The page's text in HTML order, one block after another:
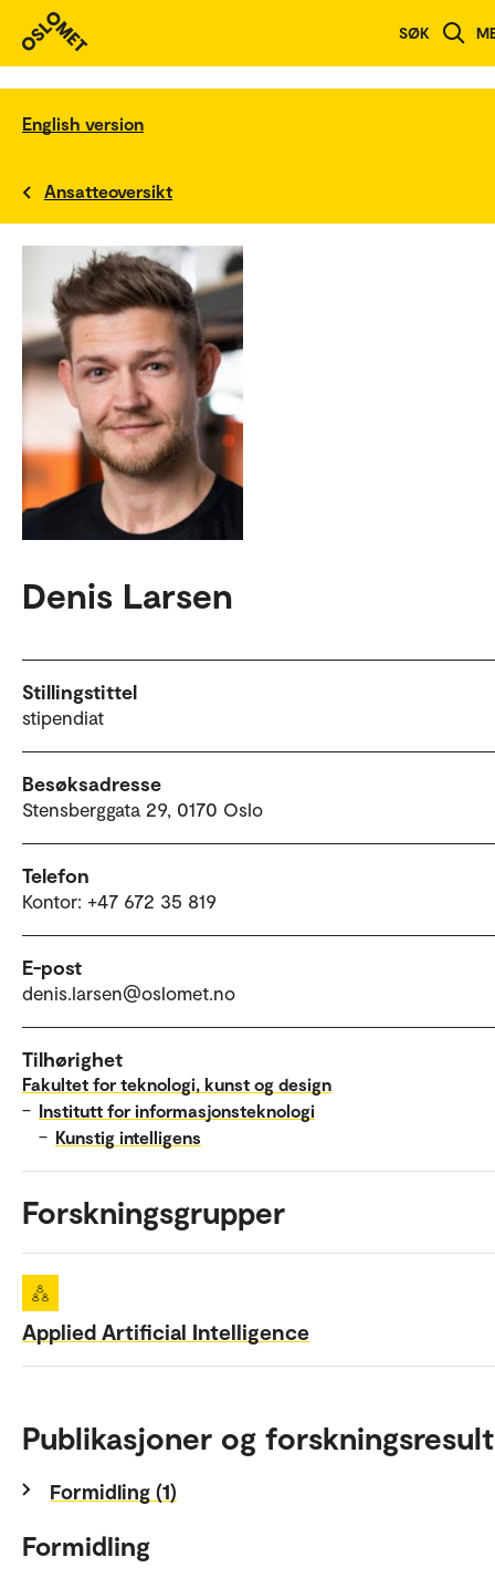
SØK
English version
Ansatteoversikt
Denis Larsen
Stillingstittel
stipendiat
Besøksadresse
Stensberggata 29, 0170 Oslo
Telefon
Kontor: +47 672 35 819
E-post
denis.larsen@oslomet.no
Tilhørighet
Fakultet for teknologi, kunst og design
– Institutt for informasjonsteknologi
– Kunstig intelligens
Forskningsgrupper
Applied Artificial Intelligence
Publikasjoner og
Formidling (1)
Formidling